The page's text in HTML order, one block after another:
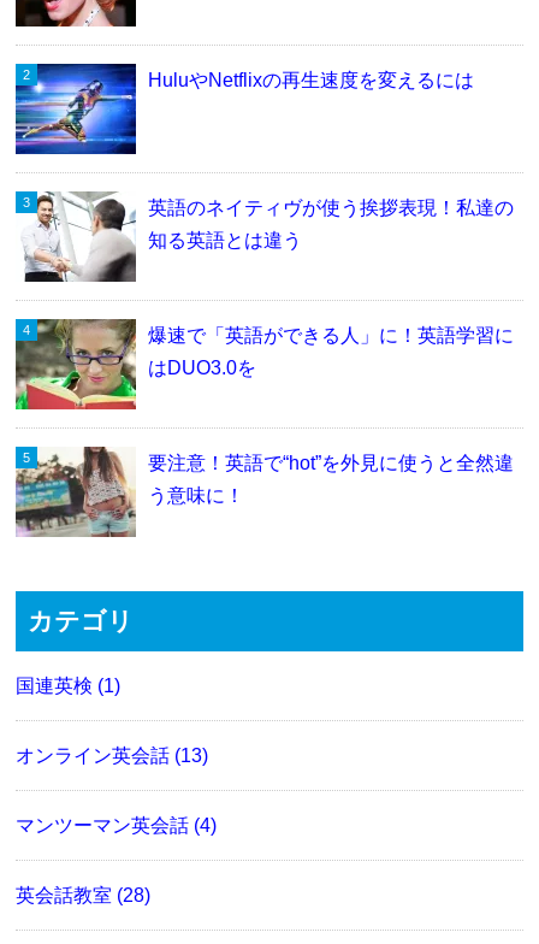
HuluやNetflixの再生速度を変えるには
英語のネイティヴが使う挨拶表現！私達の
知る英語とは違う
爆速で「英語ができる人」に！英語学習に
はDUO3.0を
要注意！英語で“hot”を外見に使うと全然違
う意味に！
カテゴリ
国連英検 (1)
オンライン英会話 (13)
マンツーマン英会話 (4)
英会話教室 (28)